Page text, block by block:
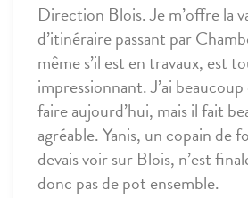
Direction Blois. Je m’offre la
d’itinéraire passant par
même s’il est en travaux, est
impressionnant. J’ai
faire aujourd’hui, mais il fait
agréable. Yanis, un copain de
devais voir sur Blois, n’est
donc pas de pot ensemble.